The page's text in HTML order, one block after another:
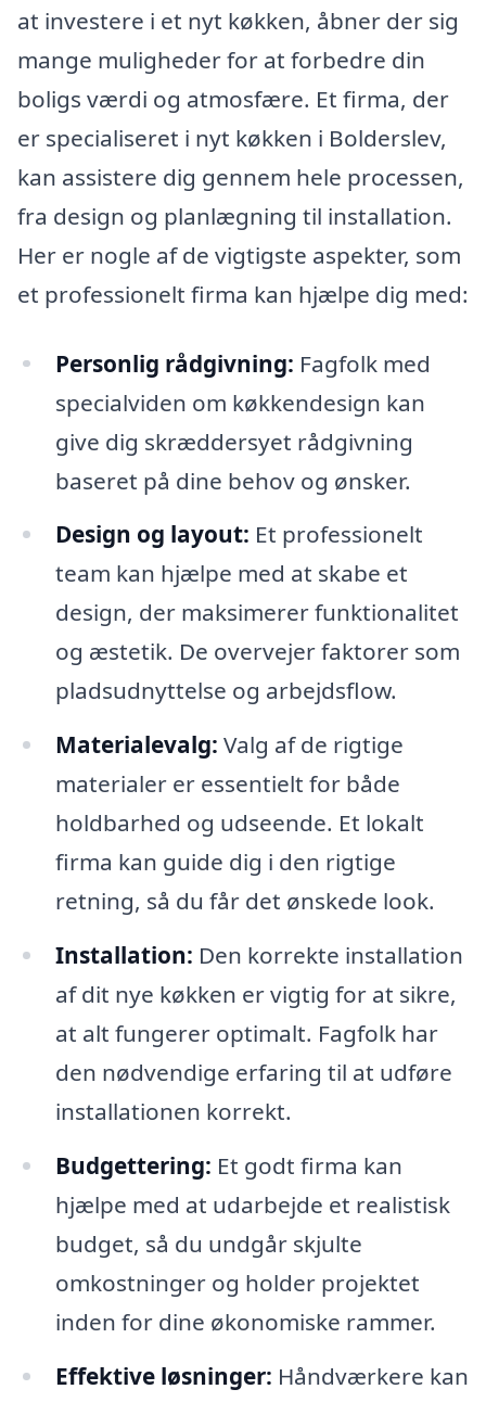
at investere i et nyt køkken, åbner der sig
mange muligheder for at forbedre din
boligs værdi og atmosfære. Et firma, der
er specialiseret i nyt køkken i Bolderslev,
kan assistere dig gennem hele processen,
fra design og planlægning til installation.
Her er nogle af de vigtigste aspekter, som
et professionelt firma kan hjælpe dig med:
Personlig rådgivning: Fagfolk med
specialviden om køkkendesign kan
give dig skræddersyet rådgivning
baseret på dine behov og ønsker.
Design og layout: Et professionelt
team kan hjælpe med at skabe et
design, der maksimerer funktionalitet
og æstetik. De overvejer faktorer som
pladsudnyttelse og arbejdsflow.
Materialevalg: Valg af de rigtige
materialer er essentielt for både
holdbarhed og udseende. Et lokalt
firma kan guide dig i den rigtige
retning, så du får det ønskede look.
Installation: Den korrekte installation
af dit nye køkken er vigtig for at sikre,
at alt fungerer optimalt. Fagfolk har
den nødvendige erfaring til at udføre
installationen korrekt.
Budgettering: Et godt firma kan
hjælpe med at udarbejde et realistisk
budget, så du undgår skjulte
omkostninger og holder projektet
inden for dine økonomiske rammer.
Effektive løsninger: Håndværkere kan